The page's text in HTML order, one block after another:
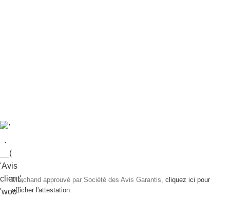
Marchand approuvé par Société des Avis Garantis, cliquez ici pour
afficher l'attestation.